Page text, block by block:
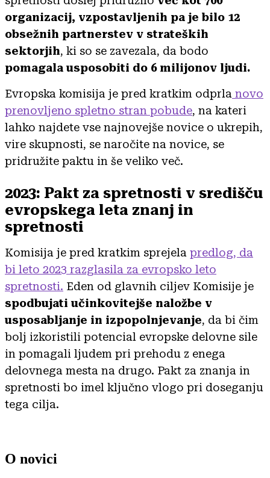
organizacij, vzpostavljenih pa je bilo 12
obsežnih partnerstev v strateških
sektorjih, ki so se zavezala, da bodo
pomagala usposobiti do 6 milijonov ljudi.
Evropska komisija je pred kratkim odprla novo
prenovljeno spletno stran pobude, na kateri
lahko najdete vse najnovejše novice o ukrepih,
vire skupnosti, se naročite na novice, se
pridružite paktu in še veliko več.
2023: Pakt za spretnosti v središču
evropskega leta znanj in
spretnosti
Komisija je pred kratkim sprejela predlog, da
bi leto 2023 razglasila za evropsko leto
spretnosti. Eden od glavnih ciljev Komisije je
spodbujati učinkovitejše naložbe v
usposabljanje in izpopolnjevanje, da bi čim
bolj izkoristili potencial evropske delovne sile
in pomagali ljudem pri prehodu z enega
delovnega mesta na drugo. Pakt za znanja in
spretnosti bo imel ključno vlogo pri doseganju
tega cilja.
O novici